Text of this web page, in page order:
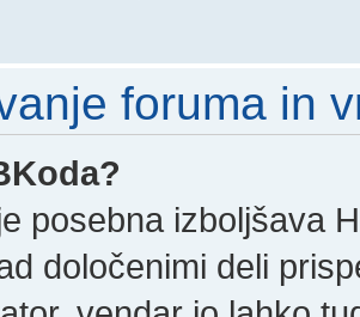
foruma in
posebna izboljšava
določenimi deli